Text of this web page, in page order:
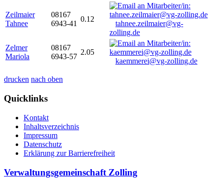
Zeilmaier
Tahnee
08167
6943-41
0.12
tahnee.zeilmaier@vg-
zolling.de
Zelmer
Mariola
08167
6943-57
2.05
kaemmerei@vg-zolling.de
drucken nach oben
Quicklinks
Kontakt
Inhaltsverzeichnis
Impressum
Datenschutz
Erklärung zur Barrierefreiheit
Verwaltungsgemeinschaft Zolling